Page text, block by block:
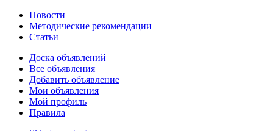
Новости
Методические рекомендации
Статьи
Доска объявлений
Все объявления
Добавить объявление
Мои объявления
Мой профиль
Правила